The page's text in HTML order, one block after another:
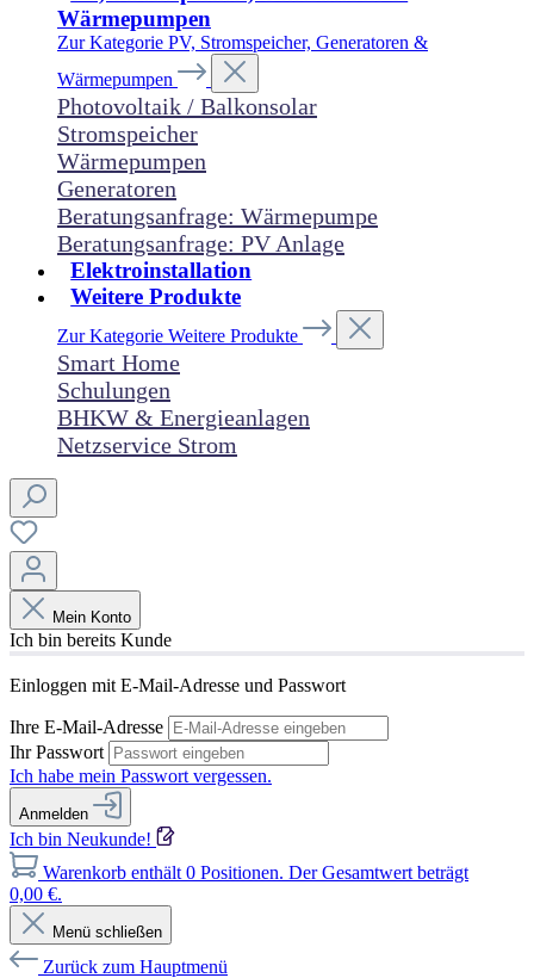
Wärmepumpen
Zur Kategorie PV, Stromspeicher, Generatoren &
Wärmepumpen
Photovoltaik / Balkonsolar
Stromspeicher
Wärmepumpen
Generatoren
Beratungsanfrage: Wärmepumpe
Beratungsanfrage: PV Anlage
Elektroinstallation
Weitere Produkte
Zur Kategorie Weitere Produkte
Smart Home
Schulungen
BHKW & Energieanlagen
Netzservice Strom
Mein Konto
Ich bin bereits Kunde
Einloggen mit E-Mail-Adresse und Passwort
Ihre E-Mail-Adresse
Ihr Passwort
Ich habe mein Passwort vergessen.
Anmelden
Ich bin Neukunde!
Warenkorb enthält 0 Positionen. Der Gesamtwert beträgt
0,00 €.
Menü schließen
Zurück zum Hauptmenü